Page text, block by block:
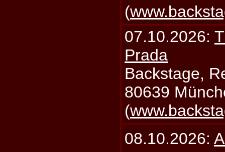
(
07.10.2026:
Prada
Backstage,
80639
(
08.10.2026: